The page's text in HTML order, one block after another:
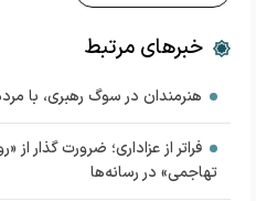
خبرهای مرتبط
هنرمندان در سوگ رهبری، با
فراتر از عزاداری؛ ضرورت گذار از
تهاجمی» در رسانه‌ها